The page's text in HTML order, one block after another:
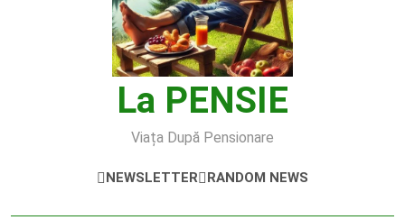
La PENSIE
Viața După Pensionare
NEWSLETTER RANDOM NEWS